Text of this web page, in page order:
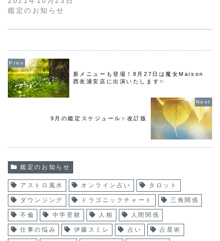
鑑定のお知らせ
新メニューも登場！8月27日は魔女Maison
西友浦安店に出演いたします✨
9月の鑑定スケジュール✨改訂版
鑑定のお知らせ
アストロ風水 オンライン占い タロット
ダウンジング ドラゴニックチャート 三角関係
不倫 中学受験 人相 人間関係
仕事の悩み 伊藤スミレ 占い 占星術